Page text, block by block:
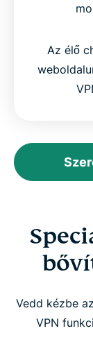
Az élő
Vedd kézbe
VPN